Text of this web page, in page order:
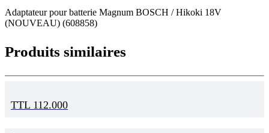
Adaptateur pour batterie Magnum BOSCH / Hikoki 18V
(NOUVEAU) (608858)
Produits similaires
TTL 112.000